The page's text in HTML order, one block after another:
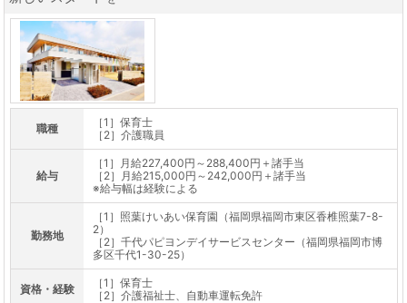
職種
［1］保育士
［2］介護職員
給与
［1］月給227,400円～288,400円＋諸手当
［2］月給215,000円～242,000円＋諸手当
※給与幅は経験による
勤務地
［1］照葉けいあい保育園（福岡県福岡市東区香椎照葉7-8-
2）
［2］千代パピヨンデイサービスセンター（福岡県福岡市博
多区千代1-30-25）
資格・経験
［1］保育士
［2］介護福祉士、自動車運転免許